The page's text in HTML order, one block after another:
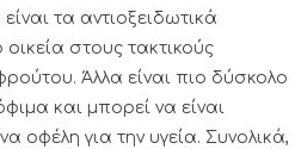
τα αντιοξειδωτικά
στους τακτικούς
Άλλα είναι πιο δύσκολο
και μπορεί να είναι
οφέλη για την υγεία. Συνολικά,